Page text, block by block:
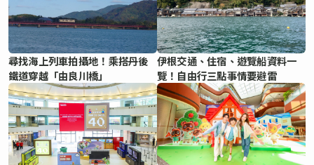
尋找海上列車拍攝地！乘搭丹後
鐵道穿越「由良川橋」
伊根交通、住宿、遊覽船資料一
覽！自由行三點事情要避雷